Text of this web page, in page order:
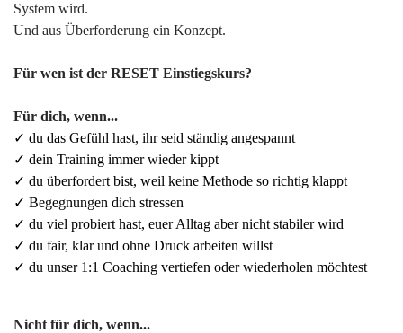
System wird.
Und aus Überforderung ein Konzept.
Für wen ist der RESET Einstiegskurs?
Für dich, wenn...
✓ du das Gefühl hast, ihr seid ständig angespannt
✓ dein Training immer wieder kippt
✓ du überfordert bist, weil keine Methode so richtig klappt
✓ Begegnungen dich stressen
✓ du viel probiert hast, euer Alltag aber nicht stabiler wird
✓ du fair, klar und ohne Druck arbeiten willst
✓ du unser 1:1 Coaching vertiefen oder wiederholen möchtest
Nicht für dich, wenn...